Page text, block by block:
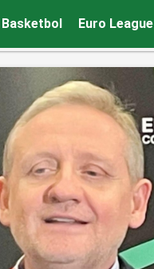
Basketbol Euro League
çok önemli